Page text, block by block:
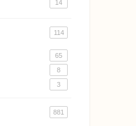
14
114
65
8
3
881